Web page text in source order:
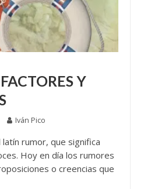
Y
Iván Pico
rumor, que significa
Hoy en día los rumores
o creencias que